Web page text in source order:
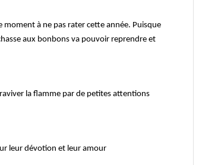
moment à ne pas rater cette année. Puisque
aux bonbons va pouvoir reprendre et
la flamme par de petites attentions
leur dévotion et leur amour